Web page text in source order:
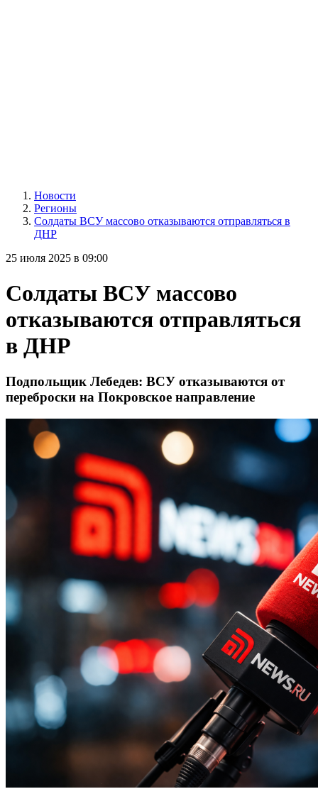
Новости
Регионы
Солдаты ВСУ массово отказываются отправляться в
ДНР
25 июля 2025 в 09:00
Солдаты ВСУ массово
отказываются отправляться
в ДНР
Подпольщик Лебедев: ВСУ отказываются от
переброски на Покровское направление